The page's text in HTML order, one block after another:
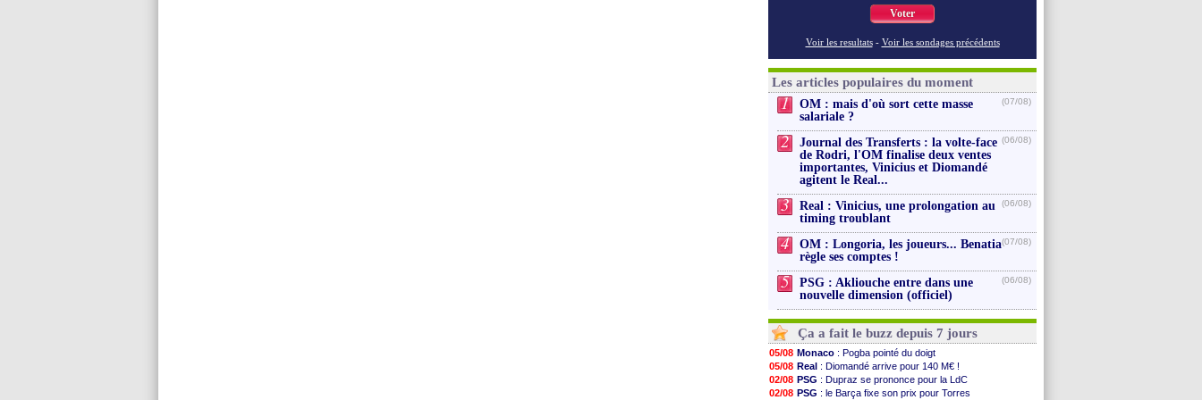
Voter
Voir les resultats - Voir les sondages précédents
Les articles populaires du moment
1
OM : mais d'où sort cette masse
salariale ?
(07/08)
2
Journal des Transferts : la volte-face
de Rodri, l'OM finalise deux ventes
importantes, Vinicius et Diomandé
agitent le Real...
(06/08)
3
Real : Vinicius, une prolongation au
timing troublant
(06/08)
4
OM : Longoria, les joueurs... Benatia
règle ses comptes !
(07/08)
5
PSG : Akliouche entre dans une
nouvelle dimension (officiel)
(06/08)
Ça a fait le buzz depuis 7 jours
05/08 Monaco : Pogba pointé du doigt
05/08 Real : Diomandé arrive pour 140 M€ !
02/08 PSG : Dupraz se prononce pour la LdC
02/08 PSG : le Barça fixe son prix pour Torres